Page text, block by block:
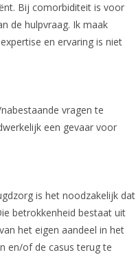
Bij comorbiditeit is voor
de hulpvraag. Ik maak
en ervaring is niet
vragen te
een gevaar voor
is het noodzakelijk dat
betrokkenheid bestaat uit
het eigen aandeel in het
en/of de casus terug te